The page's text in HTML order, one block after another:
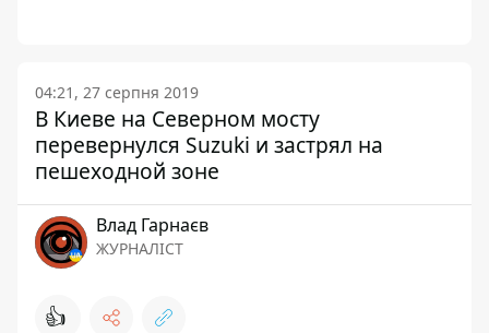
04:21, 27 серпня 2019
В Киеве на Северном мосту
перевернулся Suzuki и застрял на
пешеходной зоне
Влад Гарнаєв
ЖУРНАЛІСТ
👍